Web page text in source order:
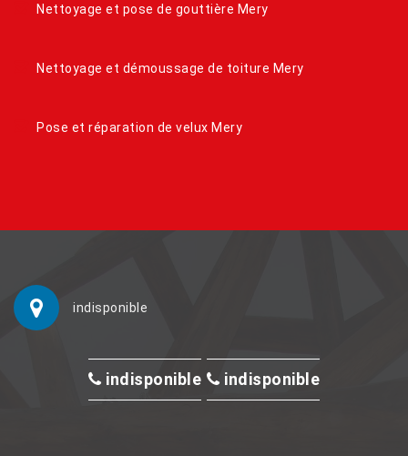
Nettoyage et pose de gouttière Mery
Nettoyage et démoussage de toiture Mery
Pose et réparation de velux Mery
indisponible
indisponible indisponible